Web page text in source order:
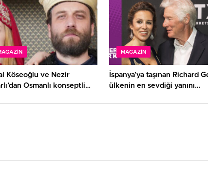
Köseoğlu ve Nezir
Osmanlı konseptli
MAGAZIN
İspanya’ya taşınan Richard
ülkenin en sevdiği yanını